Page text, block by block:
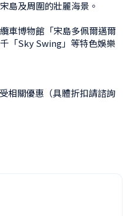
島及周圍的壯麗海景。
車博物館「宋島多佩爾邁爾
「Sky Swing」等特色娛樂
相關優惠（具體折扣請諮詢